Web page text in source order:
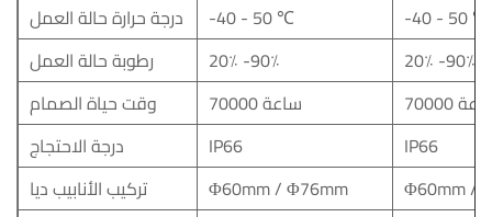
درجة حرارة حالة العمل
-40 - 50 ℃
-40 - 50 ℃
رطوبة حالة العمل
20٪ -90٪
20٪ -90٪
وقت حياة الصمام
70000 ساعة
ساعة
درجة الاحتجاج
IP66
IP66
تركيب الأنابيب ديا
Φ60mm / Φ76mm
Φ60mm /